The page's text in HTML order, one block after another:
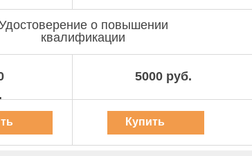
о повышении
квалификации
5000 руб.
Купить
курс